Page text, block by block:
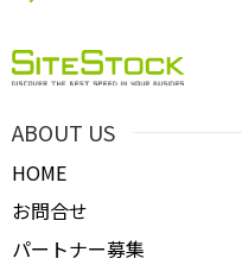
ABOUT US
HOME
お問合せ
パートナー募集